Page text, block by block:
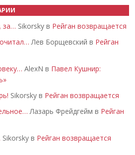
за… Sikorsky в Рейган возвращается
Лев Борщевский в Рейган
AlexN в Павел Кушнир:
Sikorsky в Рейган возвращается
Лазарь Фрейдгейм в Рейган
Sikorsky в Рейган возвращается